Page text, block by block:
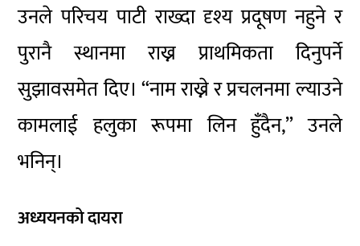
उनले परिचय पाटी राख्दा दृश्य प्रदूषण नहुने र
पुरानै स्थानमा राख्न प्राथमिकता दिनुपर्ने
सुझावसमेत दिए। “नाम राख्ने र प्रचलनमा ल्याउने
कामलाई हलुका रूपमा लिन हुँदैन,” उनले
भनिन्।
अध्ययनको दायरा